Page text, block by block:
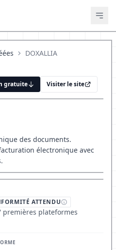
DOXALLIA
gratuite Visiter le site
des documents.
électronique avec
ATTENDU
premières plateformes